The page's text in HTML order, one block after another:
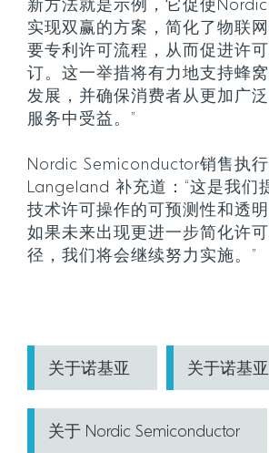
新方法就是示例，它促使
实现双赢的方案，简化了物联
要专利许可流程，从而促进许
订。这一举措将有力地支持蜂
发展，并确保消费者从更加广
服务中受益。”
Nordic Semiconductor销售执
Langeland 补充道：“这是我们
技术许可操作的可预测性和透明
如果未来出现更进一步简化许
径，我们将会继续努力实施。”
关于诺基亚 关于诺基
关于 Nordic Semiconductor